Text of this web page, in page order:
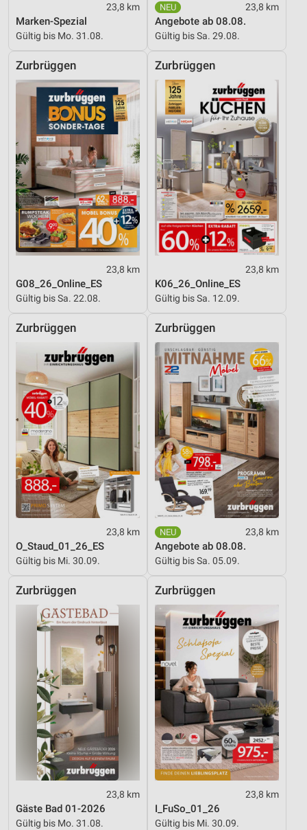
23,8 km
Marken-Spezial
Gültig bis Mo. 31.08.
23,8 km
Angebote ab 08.08.
Gültig bis Sa. 29.08.
Zurbrüggen
23,8 km
G08_26_Online_ES
Gültig bis Sa. 22.08.
Zurbrüggen
23,8 km
K06_26_Online_ES
Gültig bis Sa. 12.09.
Zurbrüggen
23,8 km
O_Staud_01_26_ES
Gültig bis Mi. 30.09.
Zurbrüggen
23,8 km
Angebote ab 08.08.
Gültig bis Sa. 05.09.
Zurbrüggen
23,8 km
Gäste Bad 01-2026
Gültig bis Mo. 31.08.
Zurbrüggen
23,8 km
I_FuSo_01_26
Gültig bis Mi. 30.09.
Verwendung von Profilen zur Auswahl
personalisierter Inhalte
Messung der Werbeleistung
Messung der Performance von Inhalten
Analyse von Zielgruppen durch Statistiken oder
Kombinationen von Daten aus verschiedenen
Quellen
Entwicklung und Verbesserung der Angebote
Verwendung reduzierter Daten zur Auswahl von
Inhalten
IAB-Besonderheiten:
Verwendung genauer Standortdaten
Geräte anhand von aktiv angeforderten
Informationen identifizieren
Performance
Funktional
Werbung